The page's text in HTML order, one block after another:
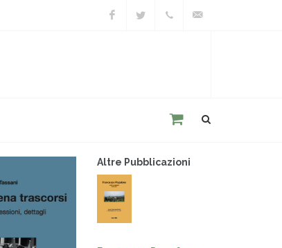
Altre Pubblicazioni